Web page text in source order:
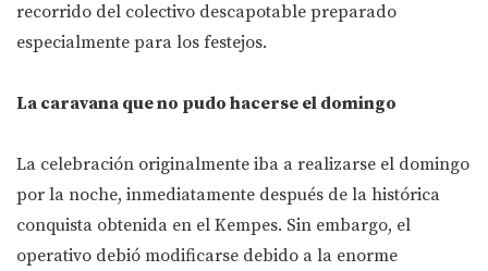
recorrido del colectivo descapotable preparado
especialmente para los festejos.
La caravana que no pudo hacerse el domingo
La celebración originalmente iba a realizarse el domingo
por la noche, inmediatamente después de la histórica
conquista obtenida en el Kempes. Sin embargo, el
operativo debió modificarse debido a la enorme